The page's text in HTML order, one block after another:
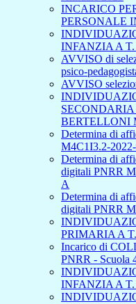
INCARICO
PERSONALE
INFANZIA A
AVVISO di
psico-
AVVISO
BERTELLONI
Determina di
M4C1I3.2-
Determina di
digitali PNRR
A
Determina di
digitali PNRR
PRIMARIA A
Incarico di
PNRR - Scuola
INFANZIA A